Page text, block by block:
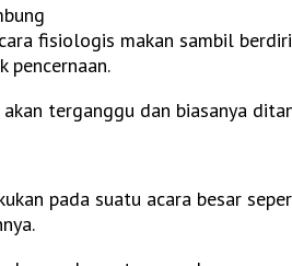
fisiologis makan sambil
pencernaan.
terganggu dan biasanya
pada suatu acara besar